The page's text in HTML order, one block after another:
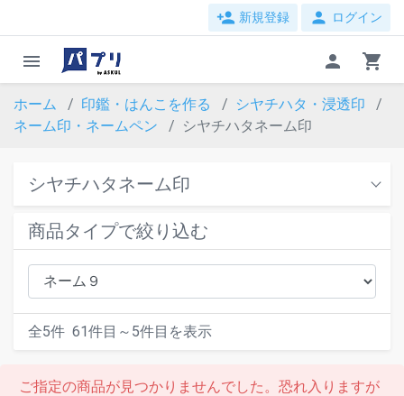
person_add 新規登録 person ログイン
menu person shopping_cart
ホーム 印鑑・はんこを作る
シヤチハタ・浸透印
ネーム印・ネームペン
シヤチハタネーム印
シヤチハタネーム印
商品タイプで絞り込む
全5件 61件目～ 5件目を表示
ご指定の商品が見つかりませんでした。恐れ入りますが